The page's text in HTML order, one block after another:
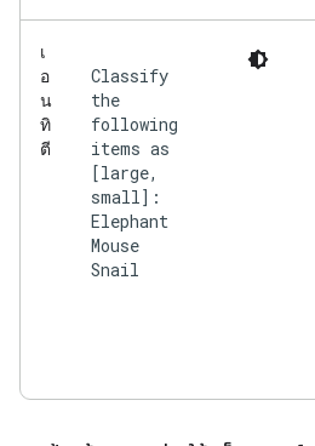
เ
อ
น
ทิ
ตี
Classify
the
following
items as
[large,
small]:
Elephant
Mouse
Snail